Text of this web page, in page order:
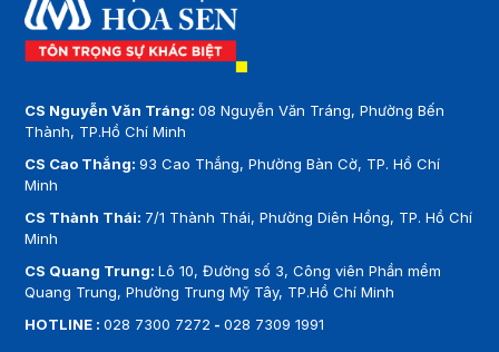
CS Nguyễn Văn Tráng:08 Nguyễn Văn Tráng, Phường Bến
Thành, TP.Hồ Chí Minh
CS Cao Thắng:93 Cao Thắng, Phường Bàn Cờ, TP. Hồ Chí
Minh
CS Thành Thái: 7/1 Thành Thái, Phường Diên Hồng, TP. Hồ Chí
Minh
CS Quang Trung:Lô 10, Đường số 3, Công viên Phần mềm
Quang Trung, Phường Trung Mỹ Tây, TP.Hồ Chí Minh
HOTLINE :028 7300 7272 -028 7309 1991